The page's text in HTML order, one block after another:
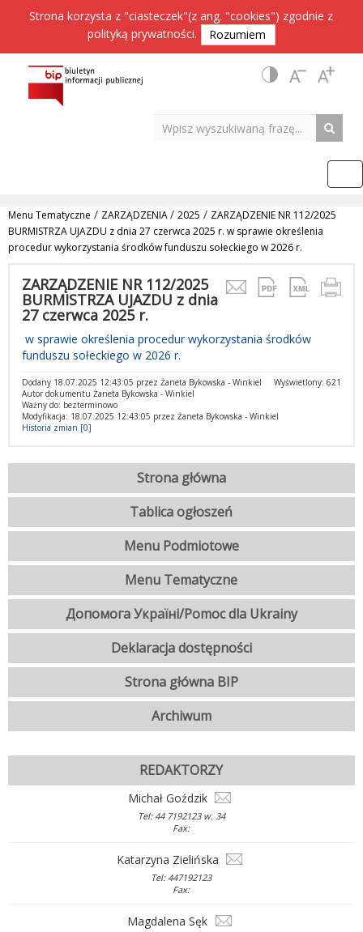
Strona korzysta z "ciasteczek"(z ang. "cookies") zgodnie z
polityką prywatności. Rozumiem
Menu Tematyczne / ZARZĄDZENIA/ 2025 / ZARZĄDZENIE NR 112/2025
BURMISTRZA UJAZDU z dnia 27 czerwca 2025 r. w sprawie określenia
procedur wykorzystania środków funduszu sołeckiego w 2026 r.
ZARZĄDZENIE NR 112/2025
BURMISTRZA UJAZDU z dnia
27 czerwca 2025 r.
w sprawie określenia procedur wykorzystania środków
funduszu sołeckiego w 2026 r.
Wyświetlony: 621
Dodany 18.07.2025 12:43:05 przez Żaneta Bykowska - Winkiel
Autor dokumentu Żaneta Bykowska - Winkiel
Ważny do: bezterminowo
Modyfikacja: 18.07.2025 12:43:05 przez Żaneta Bykowska - Winkiel
Historia zmian [0]
Strona główna
Tablica ogłoszeń
Menu Podmiotowe
Menu Tematyczne
Допомога Україні/Pomoc dla Ukrainy
Deklaracja dostępności
Strona główna BIP
Archiwum
REDAKTORZY
Michał Goździk
Tel: 44 7192123 w. 34
Fax:
Katarzyna Zielińska
Tel: 447192123
Fax:
Magdalena Sęk